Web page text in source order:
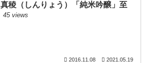
真稜（しんりょう）「純米吟醸」至
45 views
2016.11.08 2021.05.19